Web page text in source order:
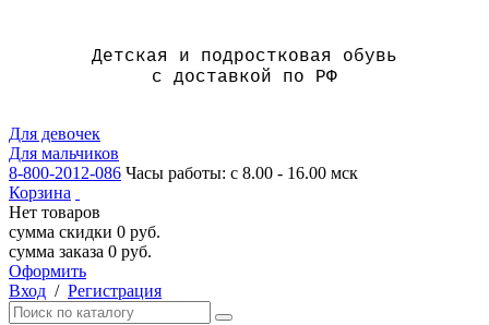
Детская и подростковая обувь
с доставкой по РФ
Для девочек
Для мальчиков
8-800-2012-086 Часы работы: с 8.00 - 16.00 мск
Корзина
Нет товаров
сумма скидки 0 руб.
сумма заказа 0 руб.
Оформить
Вход / Регистрация